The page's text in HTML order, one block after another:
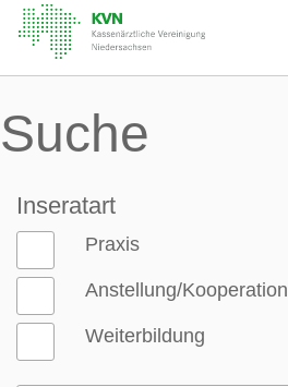
Suche
Inseratart
Praxis
Anstellung/Kooperation
Weiterbildung